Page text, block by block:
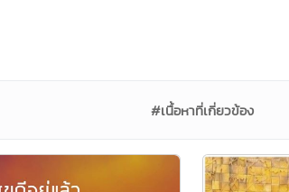
#เนื้อหาที่เกี่ยวข้อง